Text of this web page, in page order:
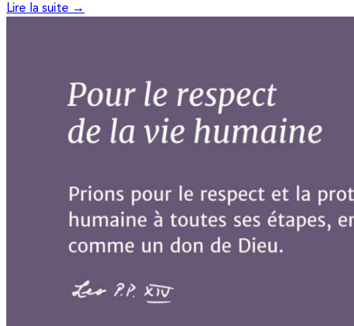
Lire la suite →